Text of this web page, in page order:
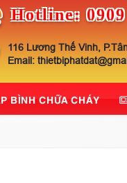
Hotline: 0909
116 Lương Thế Vinh,
Email:
BÌNH CHỮA CHÁY